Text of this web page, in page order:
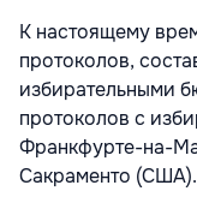
К настоящему
протоколов,
избирательными
протоколов с
Франкфурте-на-
Сакраменто (США).